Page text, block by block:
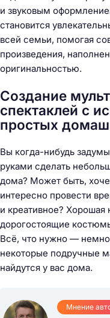
и звуковым
становится
всей семьи, помогая
произведения,
оригинальностью.
Создание
спектаклей с
простых
Вы когда-нибудь
руками сделать
дома? Может быть,
интересно провести
и креативное?
дорогостоящие
Всё, что нужно —
некоторые подручные
найдутся у вас дома.
Мнение